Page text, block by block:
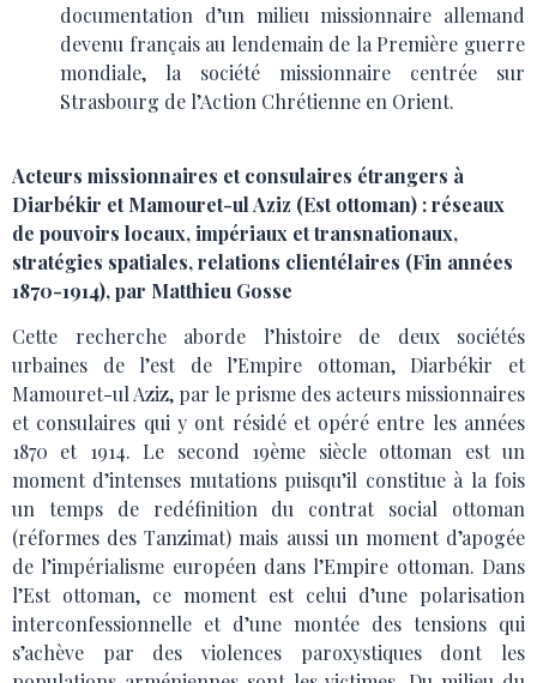
documentation d’un milieu missionnaire allemand
devenu français au lendemain de la Première guerre
mondiale, la société missionnaire centrée sur
Strasbourg de l’Action Chrétienne en Orient.
Acteurs missionnaires et consulaires étrangers à
Diarbékir et Mamouret-ul Aziz (Est ottoman) : réseaux
de pouvoirs locaux, impériaux et transnationaux,
stratégies spatiales, relations clientélaires (Fin années
1870-1914), par Matthieu Gosse
Cette recherche aborde l’histoire de deux sociétés
urbaines de l’est de l’Empire ottoman, Diarbékir et
Mamouret-ul Aziz, par le prisme des acteurs missionnaires
et consulaires qui y ont résidé et opéré entre les années
1870 et 1914. Le second 19ème siècle ottoman est un
moment d’intenses mutations puisqu’il constitue à la fois
un temps de redéfinition du contrat social ottoman
(réformes des Tanzimat) mais aussi un moment d’apogée
de l’impérialisme européen dans l’Empire ottoman. Dans
l’Est ottoman, ce moment est celui d’une polarisation
interconfessionnelle et d’une montée des tensions qui
s’achève par des violences paroxystiques dont les